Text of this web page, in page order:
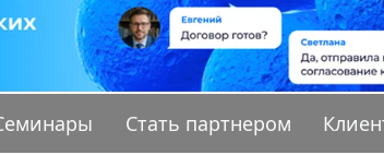
Стать партнером